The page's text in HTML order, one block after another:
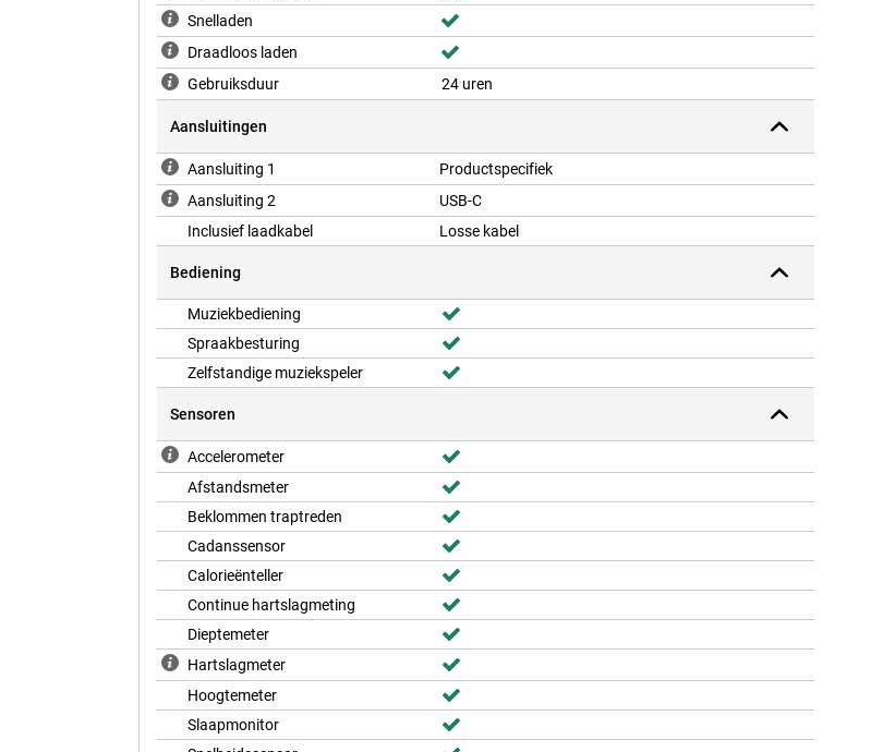
Snelladen
Draadloos laden
Gebruiksduur
24 uren
Aansluitingen
Aansluiting 1
Productspecifiek
Aansluiting 2
USB-C
Inclusief laadkabel
Losse kabel
Bediening
Muziekbediening
Spraakbesturing
Zelfstandige muziekspeler
Sensoren
Accelerometer
Afstandsmeter
Beklommen traptreden
Cadanssensor
Calorieënteller
Continue hartslagmeting
Dieptemeter
Hartslagmeter
Hoogtemeter
Slaapmonitor